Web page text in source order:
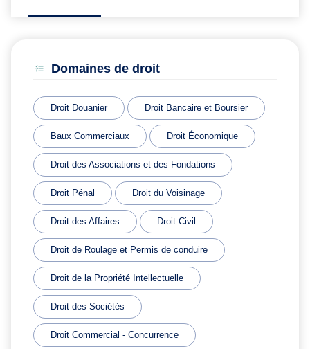
Domaines de droit
Droit Douanier Droit Bancaire et Boursier
Baux Commerciaux Droit Économique
Droit des Associations et des Fondations
Droit Pénal Droit du Voisinage
Droit des Affaires Droit Civil
Droit de Roulage et Permis de conduire
Droit de la Propriété Intellectuelle
Droit des Sociétés
Droit Commercial - Concurrence